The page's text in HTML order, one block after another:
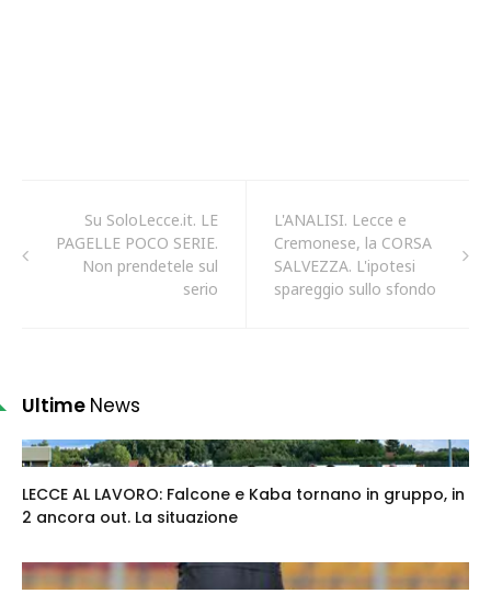
Su SoloLecce.it. LE
PAGELLE POCO SERIE.
Non prendetele sul
serio
L'ANALISI. Lecce e
Cremonese, la CORSA
SALVEZZA. L'ipotesi
spareggio sullo sfondo
Ultime News
LECCE AL LAVORO: Falcone e Kaba tornano in gruppo, in
2 ancora out. La situazione